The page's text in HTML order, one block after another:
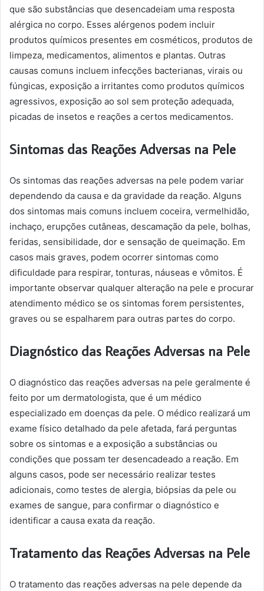
que são substâncias que desencadeiam uma resposta
alérgica no corpo. Esses alérgenos podem incluir
produtos químicos presentes em cosméticos, produtos de
limpeza, medicamentos, alimentos e plantas. Outras
causas comuns incluem infecções bacterianas, virais ou
fúngicas, exposição a irritantes como produtos químicos
agressivos, exposição ao sol sem proteção adequada,
picadas de insetos e reações a certos medicamentos.
Sintomas das Reações Adversas na Pele
Os sintomas das reações adversas na pele podem variar
dependendo da causa e da gravidade da reação. Alguns
dos sintomas mais comuns incluem coceira, vermelhidão,
inchaço, erupções cutâneas, descamação da pele, bolhas,
feridas, sensibilidade, dor e sensação de queimação. Em
casos mais graves, podem ocorrer sintomas como
dificuldade para respirar, tonturas, náuseas e vômitos. É
importante observar qualquer alteração na pele e procurar
atendimento médico se os sintomas forem persistentes,
graves ou se espalharem para outras partes do corpo.
Diagnóstico das Reações Adversas na Pele
O diagnóstico das reações adversas na pele geralmente é
feito por um dermatologista, que é um médico
especializado em doenças da pele. O médico realizará um
exame físico detalhado da pele afetada, fará perguntas
sobre os sintomas e a exposição a substâncias ou
condições que possam ter desencadeado a reação. Em
alguns casos, pode ser necessário realizar testes
adicionais, como testes de alergia, biópsias da pele ou
exames de sangue, para confirmar o diagnóstico e
identificar a causa exata da reação.
Tratamento das Reações Adversas na Pele
O tratamento das reações adversas na pele depende da